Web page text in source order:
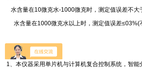
水含量在10微克水-1000微克时，测定值误差不大
水含量在1000微克水以上时，测定值误差≤03%(
【性能特点】
1、本仪器采用单片机与计算机复合控制系统，智能